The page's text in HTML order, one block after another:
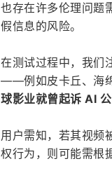
也存在许多伦理问题
假信息的风险。
在测试过程中，我们
——例如皮卡丘、海绵
球影业就曾起诉 AI
用户需知，若其视频
权行为，则可能需根